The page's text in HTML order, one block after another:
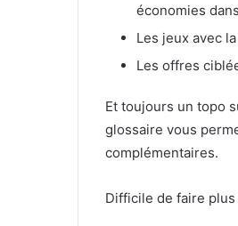
économies
Les jeux avec
Les offres
Et toujours un topo
glossaire vous
complémentaires.
Difficile de faire